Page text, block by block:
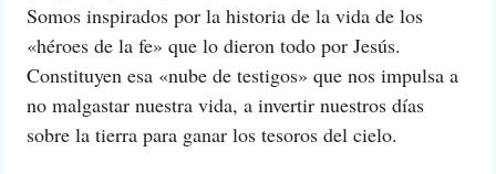
Somos inspirados por la historia de la vida de los
«héroes de la fe» que lo dieron todo por Jesús.
Constituyen esa «nube de testigos» que nos impulsa a
no malgastar nuestra vida, a invertir nuestros días
sobre la tierra para ganar los tesoros del cielo.